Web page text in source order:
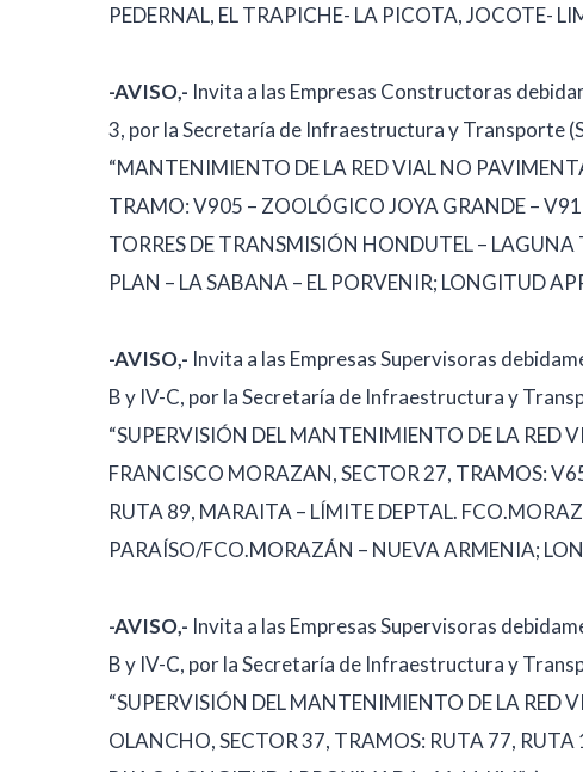
PEDERNAL, EL TRAPICHE- LA PICOTA, JOCOTE-
-AVISO,- Invita a las Empresas Constructoras
3, por la Secretaría de Infraestructura y Transporte
“MANTENIMIENTO DE LA RED VIAL NO
TRAMO: V905 – ZOOLÓGICO JOYA GRANDE –
TORRES DE TRANSMISIÓN HONDUTEL –
PLAN – LA SABANA – EL PORVENIR; LONGITUD
-AVISO,- Invita a las Empresas Supervisoras
B y IV-C, por la Secretaría de Infraestructura y
“SUPERVISIÓN DEL MANTENIMIENTO DE LA
FRANCISCO MORAZAN, SECTOR 27, TRAMOS:
RUTA 89, MARAITA – LÍMITE DEPTAL.
PARAÍSO/FCO.MORAZÁN – NUEVA ARMENIA;
-AVISO,- Invita a las Empresas Supervisoras
B y IV-C, por la Secretaría de Infraestructura y
“SUPERVISIÓN DEL MANTENIMIENTO DE LA
OLANCHO, SECTOR 37, TRAMOS: RUTA 77, RUTA